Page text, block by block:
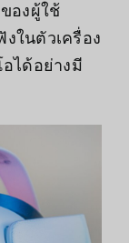
องผู้ใช้
ในตัวเครื่อง
ได้อย่างมี